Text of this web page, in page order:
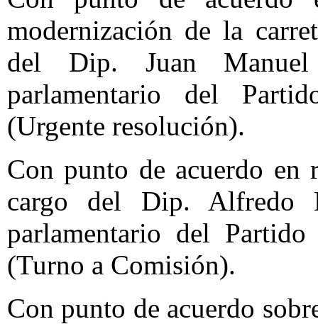
modernización de la
del Dip. Juan
parlamentario del
(Urgente resolución).
Con punto de acuerdo en
cargo del Dip. Alfredo
parlamentario del
(Turno a Comisión).
Con punto de acuerdo